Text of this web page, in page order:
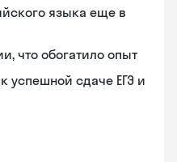
языка еще в
что обогатило опыт
успешной сдаче ЕГЭ и